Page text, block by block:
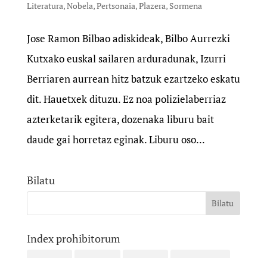
Literatura,Nobela,Pertsonaia,Plazera, Sormena
Jose Ramon Bilbao adiskideak, Bilbo Aurrezki
Kutxako euskal sailaren arduradunak, Izurri
Berriaren aurrean hitz batzuk ezartzeko eskatu
dit. Hauetxek dituzu. Ez noa polizielaberriaz
azterketarik egitera, dozenaka liburu bait
daude gai horretaz eginak. Liburu oso...
Bilatu
Index prohibitorum